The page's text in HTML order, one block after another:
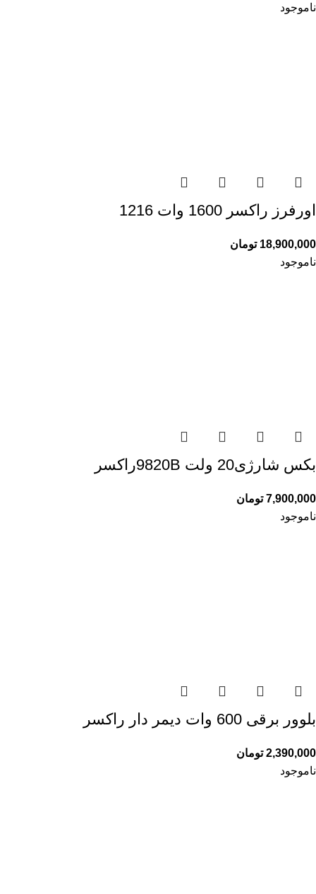
ناموجود
اورفرز راکسر 1600 وات 1216
18,900,000 تومان
ناموجود
بکس شارژی20 ولت 9820Bراکسر
7,900,000 تومان
ناموجود
بلوور برقی 600 وات دیمر دار راکسر
2,390,000 تومان
ناموجود